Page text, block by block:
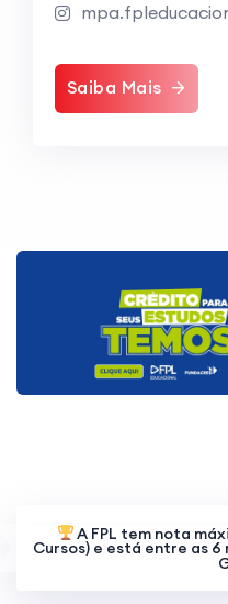
Saiba Mais
A FPL tem nota
Cursos) e está entre as